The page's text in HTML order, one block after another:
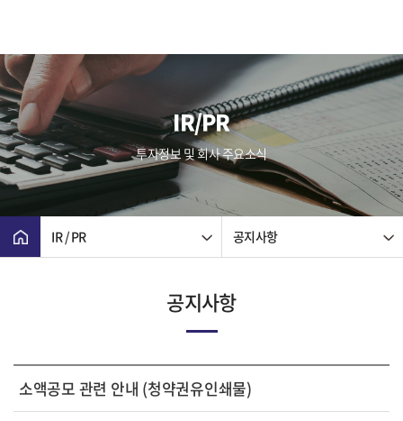
IR/PR
투자정보 및 회사 주요소식
IR / PR 공지사항
공지사항
소액공모 관련 안내 (청약권유인쇄물)